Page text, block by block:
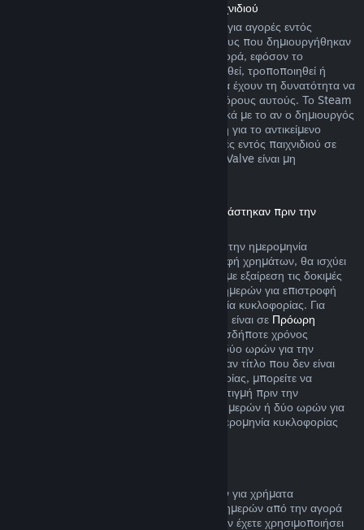
Επιστροφή χρημάτων σε αγορές εντός παιχνιδιού
Το Steam προσφέρει επιστροφή χρημάτων για αγορές εντός
παιχνιδιού σε οποιονδήποτε από τους τίτλους που δημιουργήθηκαν
από τη Valve μέσα σε 48 ώρες από την αγορά, εφόσον το
αντικείμενο παιχνιδιού δεν έχει χρησιμοποιηθεί, τροποποιηθεί ή
μεταφερθεί. Δημιουργοί τρίτων εταιρειών θα έχουν τη δυνατότητα να
επιτρέψουν αντικείμενα παιχνιδιού με τους όρους αυτούς. Το Steam
θα σας ειδοποιεί την ώρα της αγοράς σχετικά με το αν ο δημιουργός
παιχνιδιού επέλεξε να προσφέρει επιστροφή για το αντικείμενο
παιχνιδιού που αγοράζετε. Ειδάλλως, αγορές εντός παιχνιδιού σε
παιχνίδια που δεν δημιουργήθηκαν από τη Valve είναι μη
Επιστροφή χρημάτων για τίτλους που αγοράστηκαν πριν την
Όταν αγοράζετε έναν τίτλο στο Steam πριν την ημερομηνία
κυκλοφορίας του, όσον αφορά την επιστροφή χρημάτων, θα ισχύει
το όριο των δύο ωρών χρόνου παιχνιδιού (με εξαίρεση τις δοκιμές
εκδόσεων βήτα), αλλά η περίοδος των 14 ημερών για επιστροφή
χρημάτων δεν θα ξεκινά πριν την ημερομηνία κυκλοφορίας. Για
παράδειγμα, αν αγοράσετε ένα παιχνίδι που είναι σε Πρόωρη
, οποιοσδήποτε χρόνος
παιχνιδιού θα προσμετράται στο όριο των δύο ωρών για την
επιστροφή χρημάτων. Αν προαγοράσετε έναν τίτλο που δεν είναι
λειτουργικός πριν την ημερομηνία κυκλοφορίας, μπορείτε να
ζητήσετε επιστροφή χρημάτων ανά πάσα στιγμή πριν την
κυκλοφορία του και η τυπική περίοδος 14 ημερών ή δύο ωρών για
επιστροφή χρημάτων θα ισχύει από την ημερομηνία κυκλοφορίας
Μπορείτε να ζητήσετε επιστροφή χρημάτων για χρήματα
Πορτοφολιού Steam εντός δεκατεσσάρων ημερών από την αγορά
αν έχουν αγοραστεί μέσω του Steam και δεν έχετε χρησιμοποιήσει